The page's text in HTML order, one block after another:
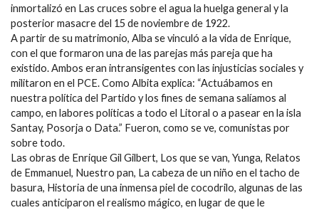
inmortalizó en Las cruces sobre el agua la huelga general y la
posterior masacre del 15 de noviembre de 1922.
A partir de su matrimonio, Alba se vinculó a la vida de Enrique,
con el que formaron una de las parejas más pareja que ha
existido. Ambos eran intransigentes con las injusticias sociales y
militaron en el PCE. Como Albita explica: “Actuábamos en
nuestra política del Partido y los fines de semana salíamos al
campo, en labores políticas a todo el Litoral o a pasear en la isla
Santay, Posorja o Data.” Fueron, como se ve, comunistas por
sobre todo.
Las obras de Enrique Gil Gilbert, Los que se van, Yunga, Relatos
de Emmanuel, Nuestro pan, La cabeza de un niño en el tacho de
basura, Historia de una inmensa piel de cocodrilo, algunas de las
cuales anticiparon el realismo mágico, en lugar de que le